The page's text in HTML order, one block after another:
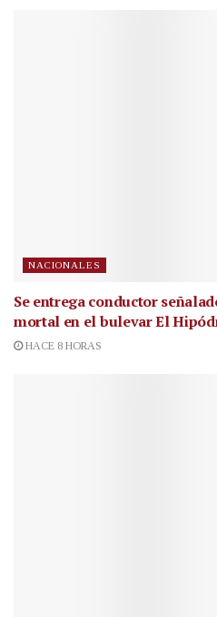
NACIONALES
Se entrega conductor
mortal en el bulevar El
HACE 8 HORAS